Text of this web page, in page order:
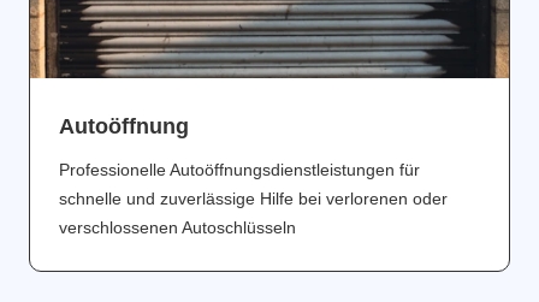
Аutoöffnung
Professionelle Autoöffnungsdienstleistungen für
schnelle und zuverlässige Hilfe bei verlorenen oder
verschlossenen Autoschlüsseln